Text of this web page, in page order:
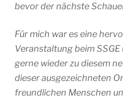
bevor der nächste
Für mich war es eine
Veranstaltung beim
gerne wieder zu diesem
dieser ausgezeichneten
freundlichen Menschen